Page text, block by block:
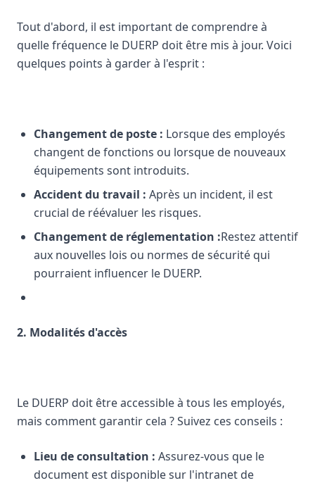
Tout d'abord, il est important de comprendre à
quelle fréquence le DUERP doit être mis à jour. Voici
quelques points à garder à l'esprit :
Changement de poste : Lorsque des employés
changent de fonctions ou lorsque de nouveaux
équipements sont introduits.
Accident du travail : Après un incident, il est
crucial de réévaluer les risques.
Changement de réglementation :Restez attentif
aux nouvelles lois ou normes de sécurité qui
pourraient influencer le DUERP.
2. Modalités d'accès
Le DUERP doit être accessible à tous les employés,
mais comment garantir cela ? Suivez ces conseils :
Lieu de consultation : Assurez-vous que le
document est disponible sur l'intranet de